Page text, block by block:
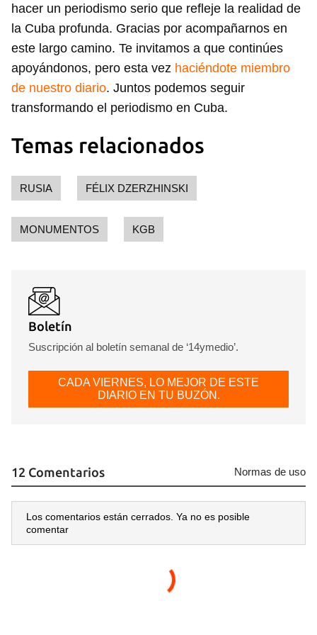
hacer un periodismo serio que refleje la realidad de
la Cuba profunda. Gracias por acompañarnos en
este largo camino. Te invitamos a que continúes
apoyándonos, pero esta vez haciéndote miembro
de nuestro diario. Juntos podemos seguir
transformando el periodismo en Cuba.
Temas relacionados
RUSIA FÉLIX DZERZHINSKI
MONUMENTOS KGB
Boletín
Suscripción al boletín semanal de ‘14ymedio’.
CADA VIERNES, LO MEJOR DE ESTE
DIARIO EN TU BUZÓN.
12 Comentarios Normas de uso
Los comentarios están cerrados. Ya no es posible
comentar